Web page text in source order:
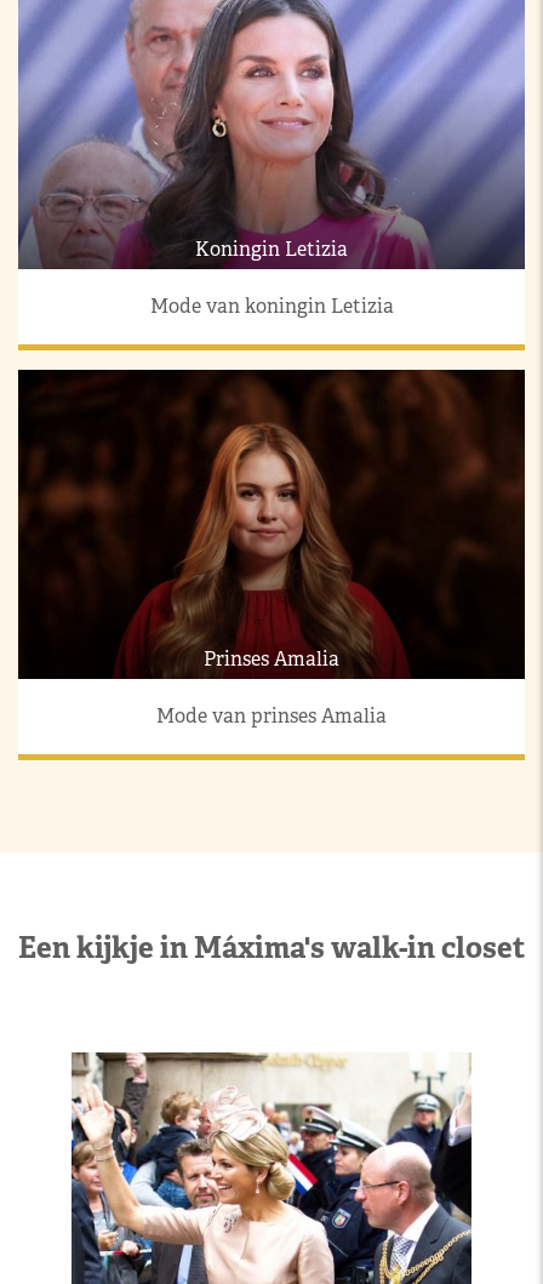
Koningin Letizia
Mode van koningin Letizia
Prinses Amalia
Mode van prinses Amalia
Een kijkje in Máxima's walk-in closet